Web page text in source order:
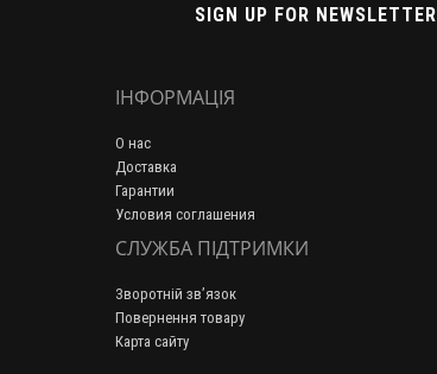
SIGN UP FOR NEWSLETTER
ІНФОРМАЦІЯ
О нас
Доставка
Гарантии
Условия соглашения
СЛУЖБА ПІДТРИМКИ
Зворотній зв’язок
Повернення товару
Карта сайту